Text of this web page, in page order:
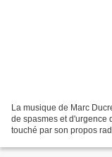
La musique de Marc
de spasmes et d'urgence
touché par son propos